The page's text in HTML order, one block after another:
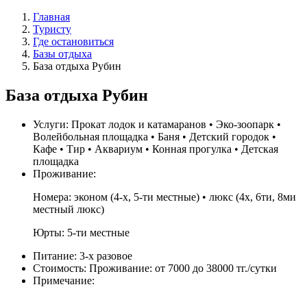
Главная
Туристу
Где остановиться
Базы отдыха
База отдыха Рубин
База отдыха Рубин
Услуги: Прокат лодок и катамаранов • Эко-зоопарк •
Волейбольная площадка • Баня • Детский городок •
Кафе • Тир • Аквариум • Конная прогулка • Детская
площадка
Проживание:
Номера: эконом (4-х, 5-ти местные) • люкс (4х, 6ти, 8ми
местный люкс)
Юрты: 5-ти местные
Питание: 3-х разовое
Стоимость: Проживание: от 7000 до 38000 тг./сутки
Примечание: